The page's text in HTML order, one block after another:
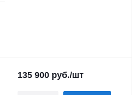
135 900 руб./шт